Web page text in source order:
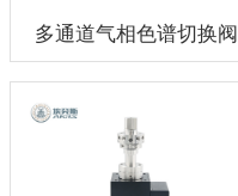
多通道气相色谱切换阀